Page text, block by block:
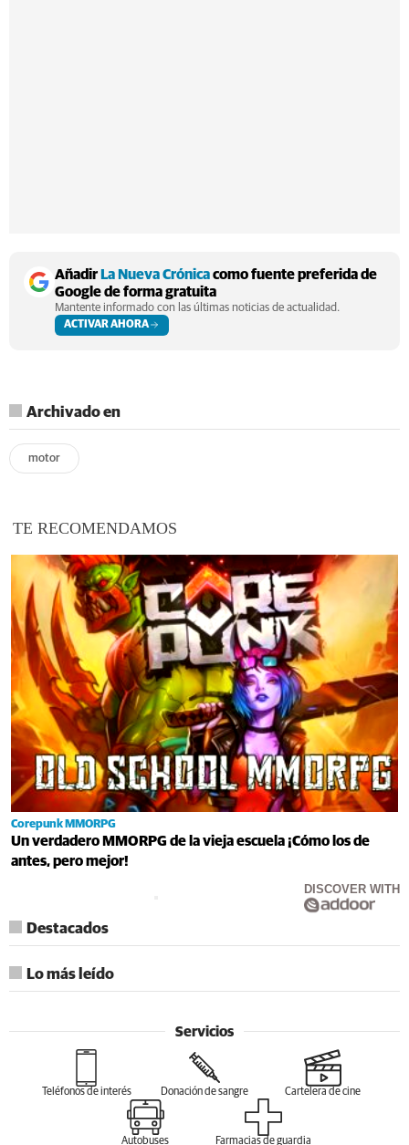
AñadirLa Nueva Crónicacomo fuente preferida de
Google de forma gratuita
Mantente informado con las últimas noticias de actualidad.
ACTIVAR AHORA
Archivado en
motor
TE RECOMENDAMOS
Corepunk MMORPG
Un verdadero MMORPG de la vieja escuela ¡Cómo los de
antes, pero mejor!
DISCOVER WITH
Destacados
Lo más leído
Servicios
Teléfonos de interés Donación de sangre Cartelera de cine
Autobuses Farmacias de guardia